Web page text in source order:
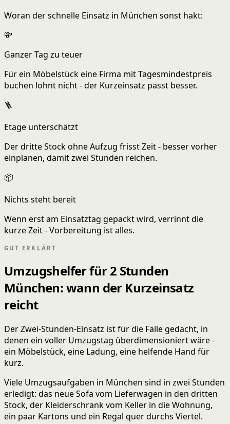
Woran der schnelle Einsatz in München sonst hakt:
💸
Ganzer Tag zu teuer
Für ein Möbelstück eine Firma mit Tagesmindestpreis
buchen lohnt nicht - der Kurzeinsatz passt besser.
🪜
Etage unterschätzt
Der dritte Stock ohne Aufzug frisst Zeit - besser vorher
einplanen, damit zwei Stunden reichen.
📦
Nichts steht bereit
Wenn erst am Einsatztag gepackt wird, verrinnt die
kurze Zeit - Vorbereitung ist alles.
GUT ERKLÄRT
Umzugshelfer für 2 Stunden
München: wann der Kurzeinsatz
reicht
Der Zwei-Stunden-Einsatz ist für die Fälle gedacht, in
denen ein voller Umzugstag überdimensioniert wäre -
ein Möbelstück, eine Ladung, eine helfende Hand für
kurz.
Viele Umzugsaufgaben in München sind in zwei Stunden
erledigt: das neue Sofa vom Lieferwagen in den dritten
Stock, der Kleiderschrank vom Keller in die Wohnung,
ein paar Kartons und ein Regal quer durchs Viertel.